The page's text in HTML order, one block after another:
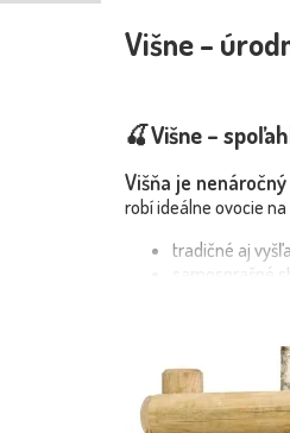
Višne –
🍒 Višne –
Višňa je
robí ideálne ovocie
tradičné aj
samosprašné
💡 Višne
dobre znášajú
višne z